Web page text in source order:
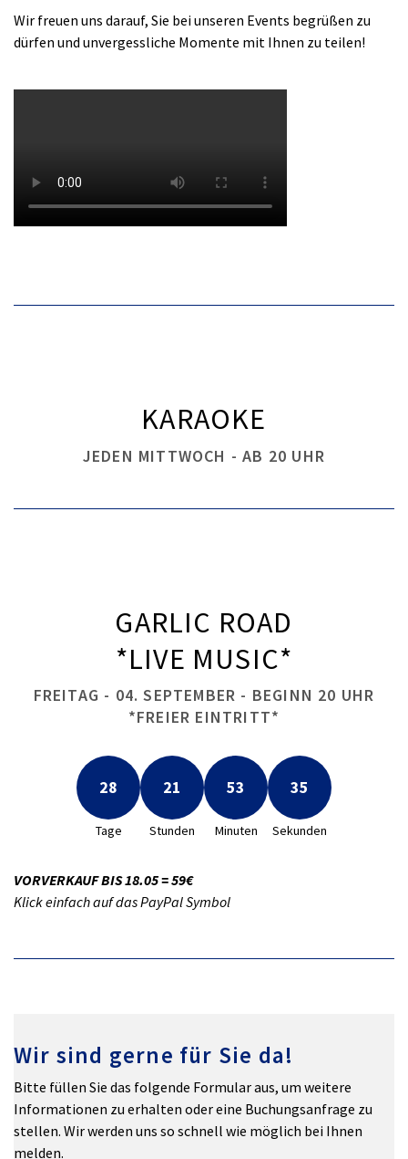
Wir freuen uns darauf, Sie bei unseren Events begrüßen zu
dürfen und unvergessliche Momente mit Ihnen zu teilen!
KARAOKE
JEDEN MITTWOCH - AB 20 UHR
GARLIC ROAD
*LIVE MUSIC*
FREITAG - 04. SEPTEMBER - BEGINN 20 UHR
*FREIER EINTRITT*
28
Tage
21
Stunden
53
Minuten
34
Sekunden
VORVERKAUF BIS 18.05 = 59€
Klick einfach auf das PayPal Symbol
Wir sind gerne für Sie da!
Bitte füllen Sie das folgende Formular aus, um weitere
Informationen zu erhalten oder eine Buchungsanfrage zu
stellen. Wir werden uns so schnell wie möglich bei Ihnen
melden.